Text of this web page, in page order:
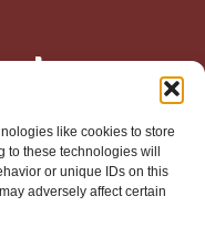
like cookies to store
these technologies will
or unique IDs on this
adversely affect certain